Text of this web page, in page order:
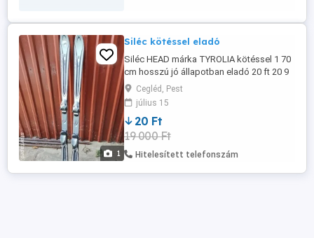
1
Siléc kötéssel eladó
Siléc HEAD márka TYROLIA kötéssel 1 70
cm hosszú jó állapotban eladó 20 ft 20 9
343 520
Cegléd, Pest
július 15
20 Ft
19 000 Ft
Hitelesített telefonszám